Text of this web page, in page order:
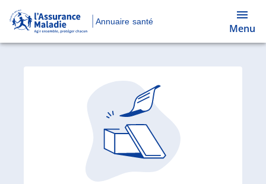
Annuaire santé
Menu